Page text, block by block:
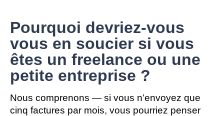
Pourquoi devriez-vous
vous en soucier si vous
êtes un freelance ou une
petite entreprise ?
Nous comprenons — si vous n’envoyez que
cinq factures par mois, vous pourriez penser